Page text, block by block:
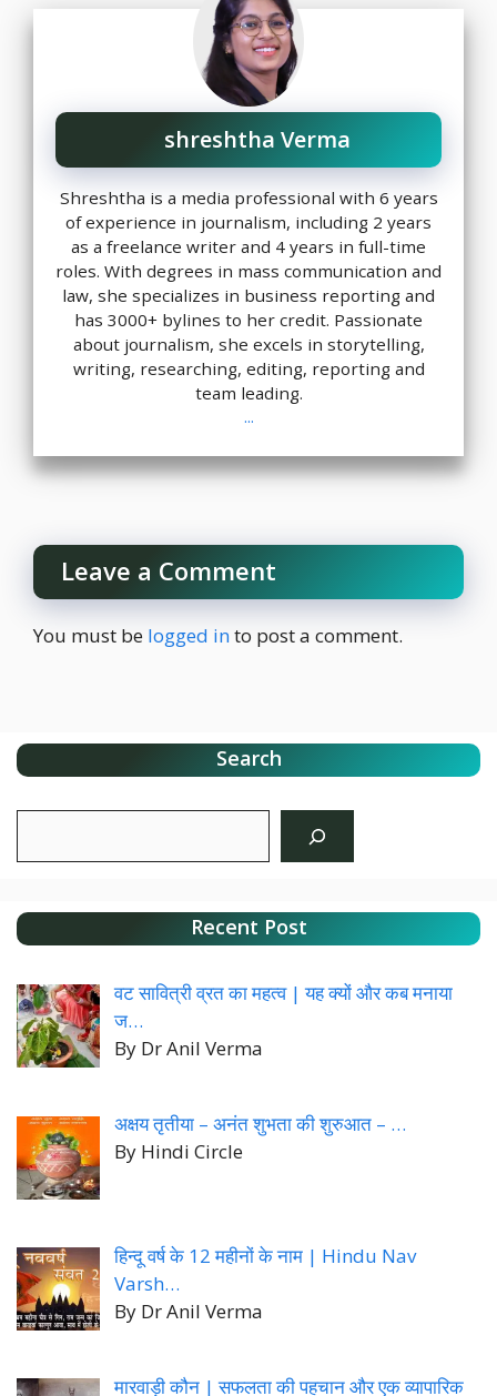
shreshtha Verma
Shreshtha is a media professional with 6 years
of experience in journalism, including 2 years
as a freelance writer and 4 years in full-time
roles. With degrees in mass communication and
law, she specializes in business reporting and
has 3000+ bylines to her credit. Passionate
about journalism, she excels in storytelling,
writing, researching, editing, reporting and
team leading.
...
Leave a Comment
You must be logged into post a comment.
Search
Recent Post
वट सावित्री व्रत का महत्व | यह क्यों और कब मनाया
ज…
By Dr Anil Verma
अक्षय तृतीया – अनंत शुभता की शुरुआत – …
By Hindi Circle
हिन्दू वर्ष के 12 महीनों के नाम | Hindu Nav
Varsh…
By Dr Anil Verma
मारवाड़ी कौन | सफलता की पहचान और एक व्यापारिक